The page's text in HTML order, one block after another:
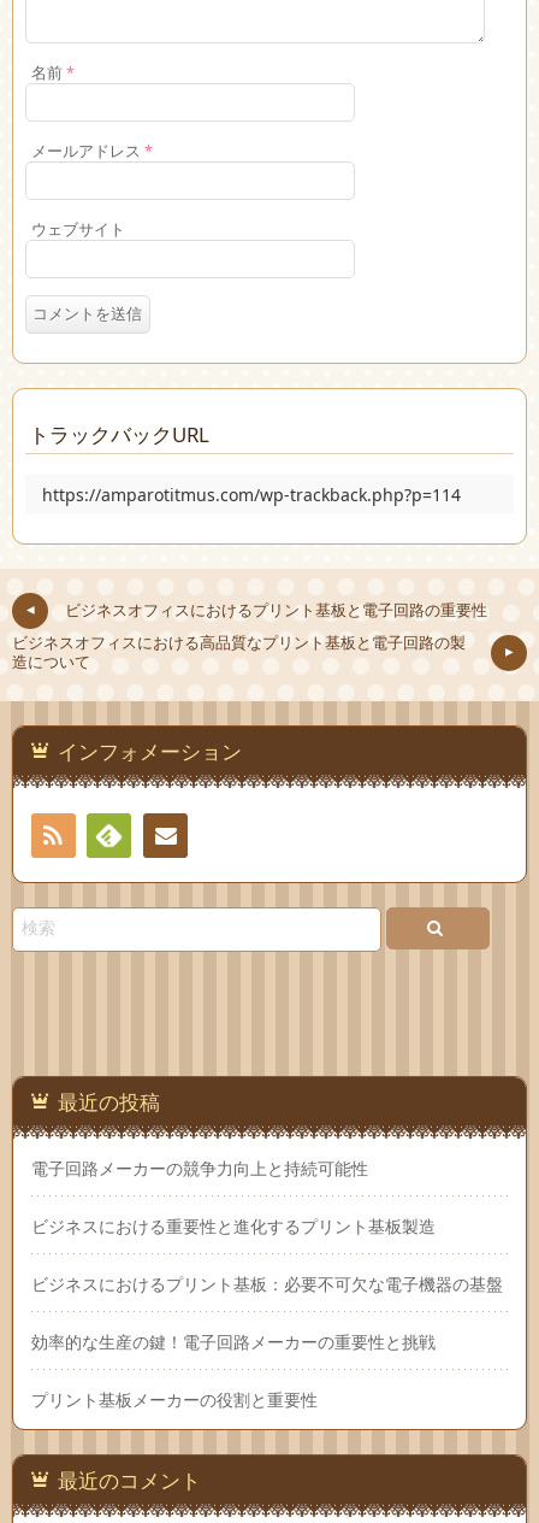
名前*
メールアドレス *
ウェブサイト
トラックバックURL
https://amparotitmus.com/wp-trackback.php?p=114
ビジネスオフィスにおけるプリント基板と電子回路の重要性
ビジネスオフィスにおける高品質なプリント基板と電子回路の製
造について
インフォメーション
RSS
Feedlyお問
最近の投稿
電子回路メーカーの競争力向上と持続可能性
ビジネスにおける重要性と進化するプリント基板製造
ビジネスにおけるプリント基板：必要不可欠な電子機器の基盤
効率的な生産の鍵！電子回路メーカーの重要性と挑戦
プリント基板メーカーの役割と重要性
最近のコメント